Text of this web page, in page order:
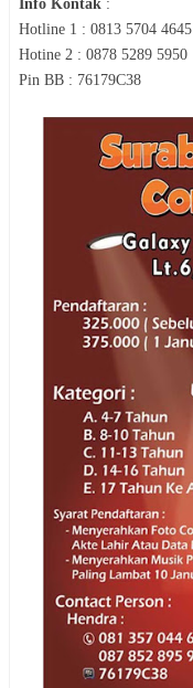
Info Kontak :
Hotline 1 : 0813 5704 4645
Hotine 2 : 0878 5289 5950
Pin BB : 76179C38